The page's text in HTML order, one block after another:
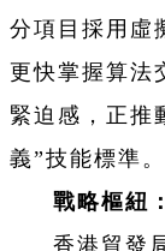
分項目採用虛
更快掌握算法
緊迫感，正推
義”技能標準。
戰略樞紐
香港貿發